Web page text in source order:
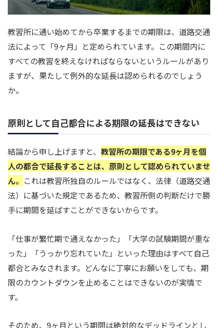
教習所に通い始めてから卒業するまでの期限は、道路交通
法によって「9ヶ月」と定められています。この期間内に
すべての教習を終えなければならないというルールがあり
ますが、果たして例外的な延長は認められるのでしょう
か。
原則として自己都合による期限の延長はできない
結論から申し上げますと、 教習所の期限である9ヶ月を個
人の都合で延長することは、原則として認められていませ
ん。 これは教習所独自のルールではなく、法律（道路交通
法）に基づいた規定であるため、教習所側の判断だけで勝
手に期間を延ばすことができないからです。
「仕事が繁忙期で通えなかった」「大学の試験期間が重な
った」「うっかり忘れていた」といった理由はすべて自己
都合とみなされます。どんなに丁寧にお願いをしても、期
限のカウントダウンを止めることはできないのが実情で
す。
そのため、9ヶ月という期間は絶対的なデッドラインとし